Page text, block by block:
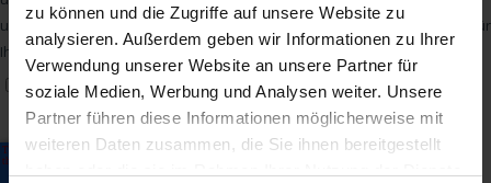
zu können und die Zugriffe auf unsere Website zu
analysieren. Außerdem geben wir Informationen zu Ihrer
Verwendung unserer Website an unsere Partner für
soziale Medien, Werbung und Analysen weiter. Unsere
Partner führen diese Informationen möglicherweise mit
weiteren Daten zusammen, die Sie ihnen bereitgestellt